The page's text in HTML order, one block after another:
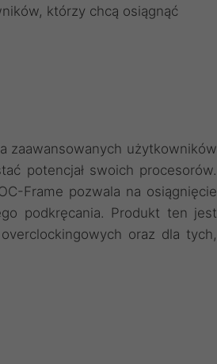
którzy chcą osiągnąć
zaawansowanych użytkowników
potencjał swoich procesorów.
Frame pozwala na osiągnięcie
podkręcania. Produkt ten jest
oraz dla tych,